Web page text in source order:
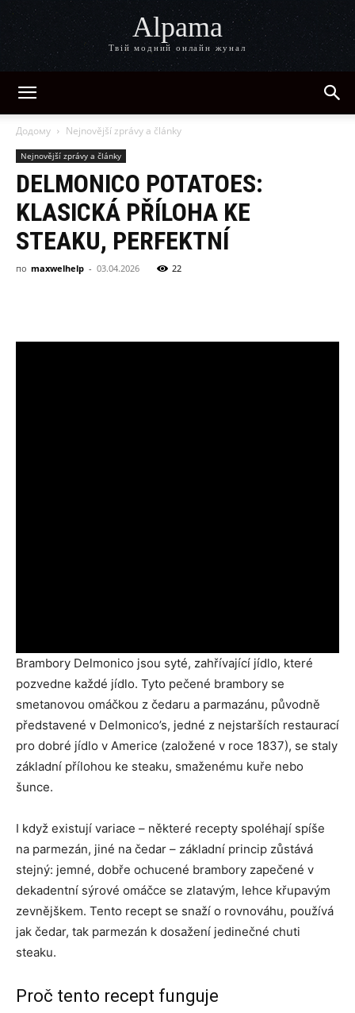
Alpama
Твій модний онлайн жунал
Додому Nejnovější zprávy a články
Nejnovější zprávy a články
DELMONICO POTATOES:
KLASICKÁ PŘÍLOHA KE
STEAKU, PERFEKTNÍ
по maxwelhelp - 03.04.2026 22
Brambory Delmonico jsou syté, zahřívající jídlo, které
pozvedne každé jídlo. Tyto pečené brambory se
smetanovou omáčkou z čedaru a parmazánu, původně
představené v Delmonico’s, jedné z nejstarších restaurací
pro dobré jídlo v Americe (založené v roce 1837), se staly
základní přílohou ke steaku, smaženému kuře nebo
šunce.
I když existují variace – některé recepty spoléhají spíše
na parmezán, jiné na čedar – základní princip zůstává
stejný: jemné, dobře ochucené brambory zapečené v
dekadentní sýrové omáčce se zlatavým, lehce křupavým
zevnějškem. Tento recept se snaží o rovnováhu, používá
jak čedar, tak parmezán k dosažení jedinečné chuti
steaku.
Proč tento recept funguje